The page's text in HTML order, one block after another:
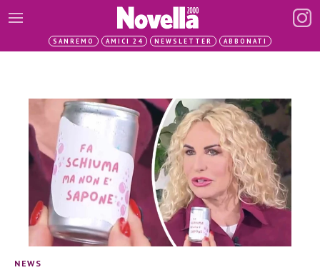
SANREMO AMICI 24 NEWSLETTER ABBONATI
NEWS